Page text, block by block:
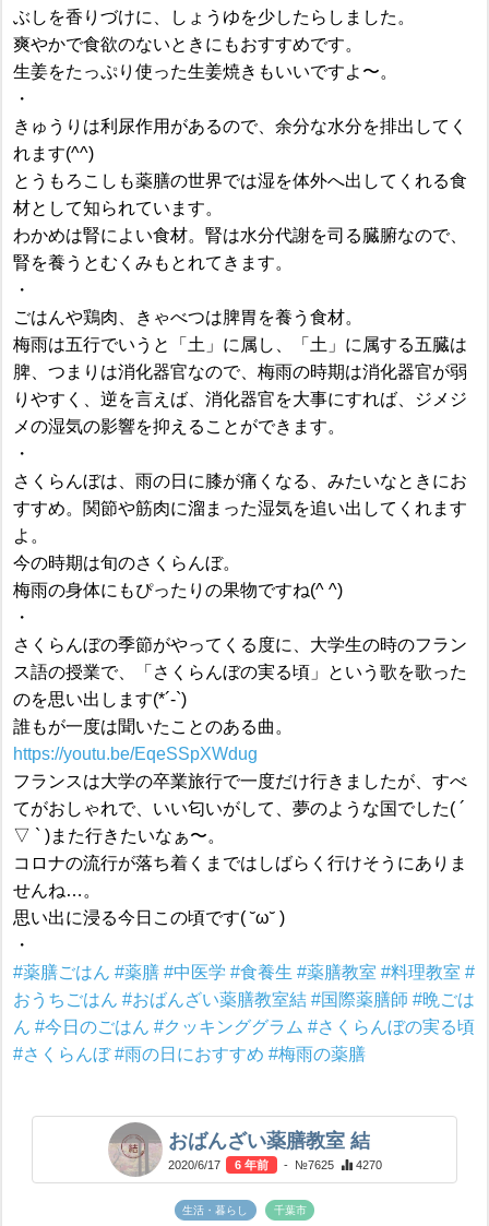
ぶしを香りづけに、しょうゆを少したらしました。
爽やかで食欲のないときにもおすすめです。
生姜をたっぷり使った生姜焼きもいいですよ〜。
・
きゅうりは利尿作用があるので、余分な水分を排出してく
れます(^^)
とうもろこしも薬膳の世界では湿を体外へ出してくれる食
材として知られています。
わかめは腎によい食材。腎は水分代謝を司る臓腑なので、
腎を養うとむくみもとれてきます。
・
ごはんや鶏肉、きゃべつは脾胃を養う食材。
梅雨は五行でいうと「土」に属し、「土」に属する五臓は
脾、つまりは消化器官なので、梅雨の時期は消化器官が弱
りやすく、逆を言えば、消化器官を大事にすれば、ジメジ
メの湿気の影響を抑えることができます。
・
さくらんぼは、雨の日に膝が痛くなる、みたいなときにお
すすめ。関節や筋肉に溜まった湿気を追い出してくれます
よ。
今の時期は旬のさくらんぼ。
梅雨の身体にもぴったりの果物ですね(^ ^)
・
さくらんぼの季節がやってくる度に、大学生の時のフラン
ス語の授業で、「さくらんぼの実る頃」という歌を歌った
のを思い出します(*´-`)
誰もが一度は聞いたことのある曲。
https://youtu.be/EqeSSpXWdug
フランスは大学の卒業旅行で一度だけ行きましたが、すべ
てがおしゃれで、いい匂いがして、夢のような国でした( ´
▽ ` )また行きたいなぁ〜。
コロナの流行が落ち着くまではしばらく行けそうにありま
せんね…。
思い出に浸る今日この頃です( ˘ω˘ )
・
#薬膳ごはん #薬膳 #中医学 #食養生 #薬膳教室 #料理教室 #
おうちごはん #おばんざい薬膳教室結 #国際薬膳師 #晩ごは
ん #今日のごはん #クッキンググラム #さくらんぼの実る頃
#さくらんぼ#雨の日におすすめ #梅雨の薬膳
おばんざい薬膳教室 結
2020/6/17 6 年前 - №7625 4270
生活・暮らし 千葉市